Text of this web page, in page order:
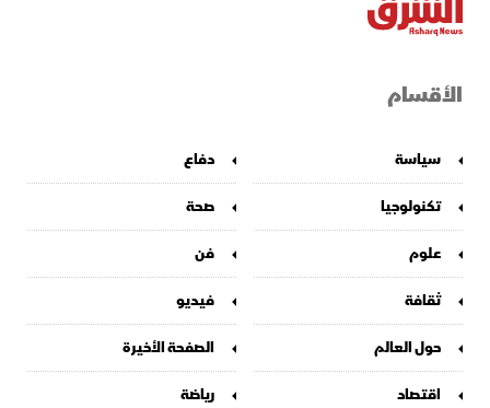
الأقسام
سياسة
دفاع
تكنولوجيا
صحة
علوم
فن
ثقافة
فيديو
حول العالم
الصفحة الأخيرة
اقتصاد
رياضة